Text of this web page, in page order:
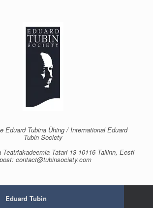
Eduard Tubina Ühing / International Eduard
Tubin Society
Tatari 13 10116 Tallinn, Eesti
contact@tubinsociety.com
Eduard Tubin